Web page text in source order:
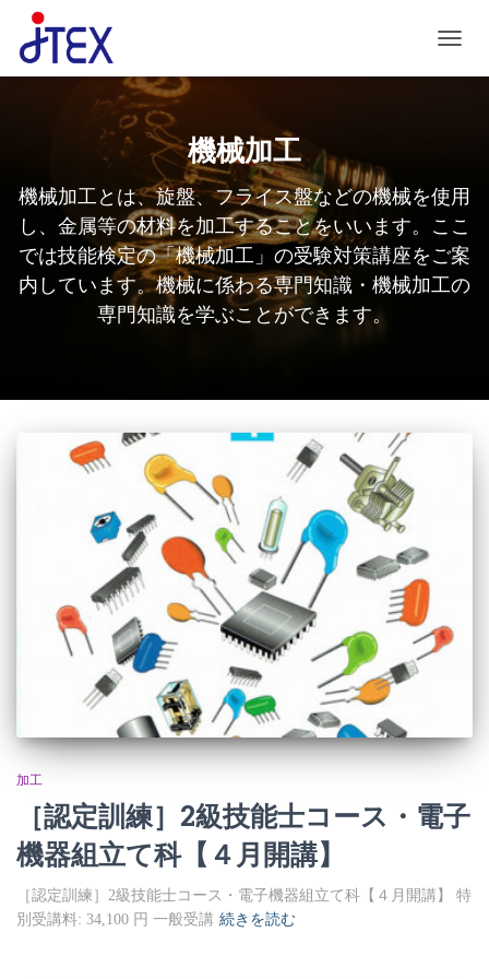
機械加工
機械加工とは、旋盤、フライス盤などの機械を使用
し、金属等の材料を加工することをいいます。ここ
では技能検定の「機械加工」の受験対策講座をご案
内しています。機械に係わる専門知識・機械加工の
専門知識を学ぶことができます。
加工
［認定訓練］2級技能士コース・電子
機器組立て科【４月開講】
［認定訓練］2級技能士コース・電子機器組立て科【４月開講】 特
別受講料: 34,100 円 一般受講 続きを読む